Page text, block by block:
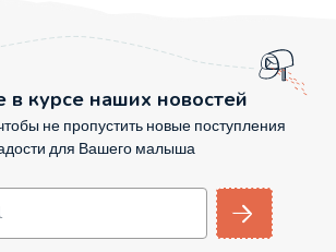
в курсе наших новостей
не пропустить новые поступления
для Вашего малыша